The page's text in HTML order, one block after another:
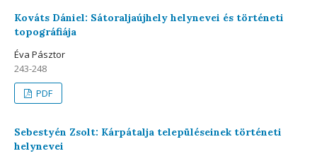
Kováts Dániel: Sátoraljaújhely helynevei és történeti
topográfiája
Éva Pásztor
243-248
PDF
Sebestyén Zsolt: Kárpátalja településeinek történeti
helynevei